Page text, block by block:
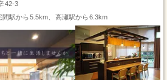
42-3
間駅から5.5km、高瀬駅から6.3km